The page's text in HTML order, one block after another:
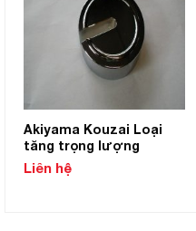
Wishlist
Akiyama Kouzai Loại
tăng trọng lượng
Liên hệ